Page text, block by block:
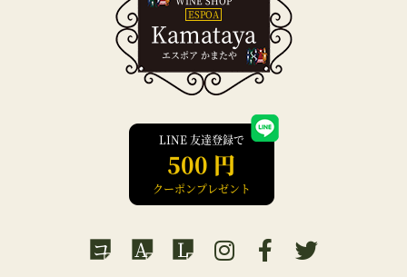
ESPOA
Kamataya
エスポア かまたや
LINE 友達登録で
500 円
クーポンプレゼント
コ A L